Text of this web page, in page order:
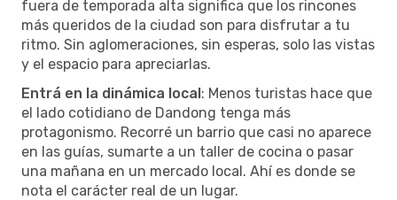
fuera de temporada alta significa que los rincones
más queridos de la ciudad son para disfrutar a tu
ritmo. Sin aglomeraciones, sin esperas, solo las vistas
y el espacio para apreciarlas.
Entrá en la dinámica local: Menos turistas hace que
el lado cotidiano de Dandong tenga más
protagonismo. Recorré un barrio que casi no aparece
en las guías, sumarte a un taller de cocina o pasar
una mañana en un mercado local. Ahí es donde se
nota el carácter real de un lugar.